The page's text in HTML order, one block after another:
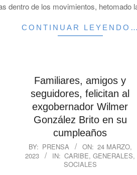
dentro de los movimientos, hetomado
CONTINUAR LEYENDO…
Familiares, amigos y
seguidores, felicitan al
exgobernador Wilmer
González Brito en su
cumpleaños
2023-
03-
BY: PRENSA ON: 24 MARZO,
2023
IN: CARIBE,GENERALES,
SOCIALES